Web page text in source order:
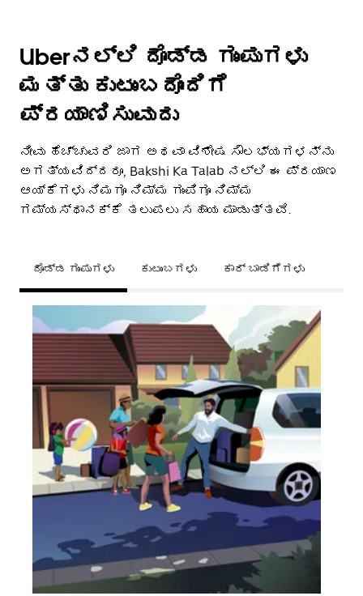
Uberನಲ್ಲಿ ದೊಡ್ಡ ಗುಂಪುಗಳು
ಮತ್ತು ಕುಟುಂಬದೊಂದಿಗೆ
ಪ್ರಯಾಣಿಸುವುದು
ನೀವು ಹೆಚ್ಚುವರಿ ಜಾಗ ಅಥವಾ ವಿಶೇಷ ಸೌಲಭ್ಯಗಳನ್ನು
ಅಗತ್ಯವಿದ್ದರೂ, Bakshi Ka Talab ನಲ್ಲಿ ಈ ಪ್ರಯಾಣ
ಆಯ್ಕೆಗಳು ನಿಮಗೂ ನಿಮ್ಮ ಗುಂಪಿಗೂ ನಿಮ್ಮ
ಗಮ್ಯಸ್ಥಾನಕ್ಕೆ ತಲುಪಲು ಸಹಾಯ ಮಾಡುತ್ತವೆ.
ದೊಡ್ಡ ಗುಂಪುಗಳು ಕುಟುಂಬಗಳು ಕಾರ್ ಬಾಡಿಗೆಗಳು